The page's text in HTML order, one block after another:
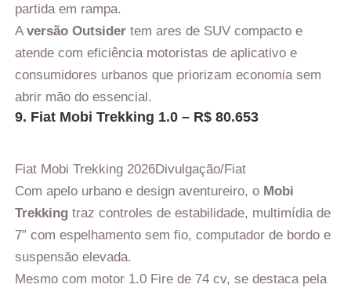
partida em rampa.
A versão Outsider tem ares de SUV compacto e
atende com eficiência motoristas de aplicativo e
consumidores urbanos que priorizam economia sem
abrir mão do essencial.
9. Fiat Mobi Trekking 1.0 – R$ 80.653
Fiat Mobi Trekking 2026Divulgação/Fiat
Com apelo urbano e design aventureiro, o Mobi
Trekking traz controles de estabilidade, multimídia de
7” com espelhamento sem fio, computador de bordo e
suspensão elevada.
Mesmo com motor 1.0 Fire de 74 cv, se destaca pela